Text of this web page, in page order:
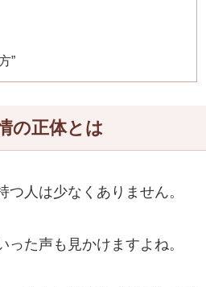
”
の正体とは
人は少なくありません。
た声も見かけますよね。